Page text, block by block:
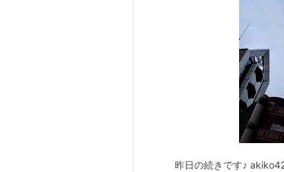
昨日の続きです♪